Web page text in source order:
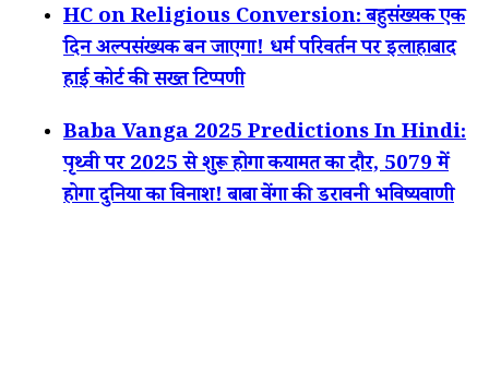
HC on Religious Conversion: बहुसंख्यक एक
दिन अल्पसंख्यक बन जाएगा! धर्म परिवर्तन पर इलाहाबाद
हाई कोर्ट की सख्त टिप्पणी
Baba Vanga 2025 Predictions In Hindi:
पृथ्वी पर 2025 से शुरू होगा कयामत का दौर, 5079 में
होगा दुनिया का विनाश! बाबा वेंगा की डरावनी भविष्यवाणी